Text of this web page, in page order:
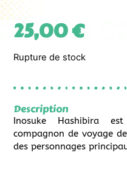
25,00€
Rupture de stock
Description
Inosuke Hashibira
compagnon de voyage
des personnages